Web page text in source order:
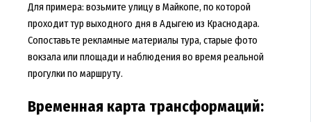
Для примера: возьмите улицу в Майкопе, по которой
проходит тур выходного дня в Адыгею из Краснодара.
Сопоставьте рекламные материалы тура, старые фото
вокзала или площади и наблюдения во время реальной
прогулки по маршруту.
Временная карта трансформаций: